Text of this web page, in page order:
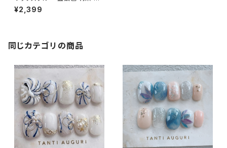
ョート ネイルチップ 紺色系 水色
系 海 空 薄い青 通販 販売店 売
¥2,399
同じカテゴリの商品